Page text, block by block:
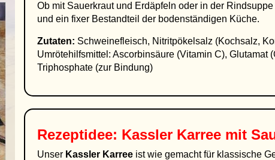
Ob mit Sauerkraut und Erdäpfeln oder in der
und ein fixer Bestandteil der bodenständigen Küche.
Zutaten: Schweinefleisch, Nitritpökelsalz (Kochsalz,
Umrötehilfsmittel: Ascorbinsäure (Vitamin C), Glutamat
Triphosphate (zur Bindung)
Rezeptidee: Kassler Karree mit
Unser Kassler Karree ist wie gemacht für klassische